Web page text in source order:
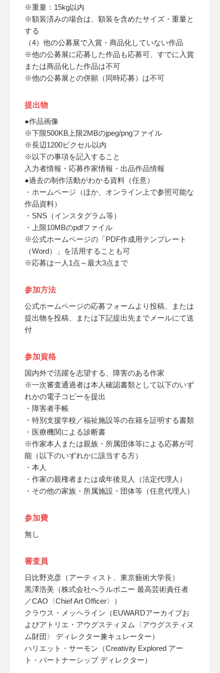
※重量：15kg以内
※額装済みの場合は、額装を含めたサイズ・重量と
する
（4）他の公募展で入賞・商品化していない作品
※他の公募展に応募した作品も応募可、すでに入賞
または商品化した作品は不可
※他の公募展との併願（同時応募）は不可
提出物
●作品画像
※下限500KB上限2MBのjpeg/pngファイル
※長辺1200ピクセル以内
※以下の事項を記入すること
入力者情報・応募作家情報・出品作品情報
●過去の制作活動がわかる資料（任意）
・ホームページ（ほか、オンライン上で参照可能な
作品資料）
・SNS（インスタグラム等）
・上限10MBのpdfファイル
※公式ホームページの「PDF作成用テンプレート
（Word）」を活用することも可
※応募は一人1点～最大3点まで
参加方法
公式ホームページの応募フォームより投稿、または
提出物を投稿、または下記提出先までメールにて送
付
参加資格
国内外で活躍を志望する、障害のある作家
※一次審査通過者は本人確認書類として以下のいず
れかの電子コピーを提出
・障害者手帳
・特別支援学校／福祉施設等の在籍を証明する書類
・医療機関による診断書
※作家本人または親族・所属団体等による応募が可
能（以下のいずれかに該当する方）
・本人
・作家の親権者または成年後見人（法定代理人）
・その他の家族・所属施設・団体等（任意代理人）
参加費
無し
審査員
日比野克彦（アーティスト、東京藝術大学長）
黒澤浩美（株式会社へラルボニー 最高芸術責任者
／CAO〈Chief Art Officer〉）
クラウス・メッヘライン（EUWARDアーカイブお
よびアトリエ・アウグスティヌム〈アウグスティヌ
ム財団〉 ディレクター兼キュレーター）
ハリエット・サーモン（Creativity Explored アー
ト・パートナーシップ ディレクター）